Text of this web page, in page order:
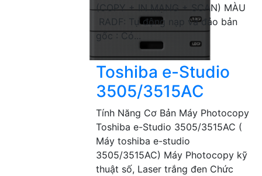
(COPY + IN MẠNG + SCAN) MÀU
RADF: Tự động nạp và đảo bản
gốc : Có...
Toshiba e-Studio
3505/3515AC
Tính Năng Cơ Bản Máy Photocopy
Toshiba e-Studio 3505/3515AC (
Máy toshiba e-studio
3505/3515AC) Máy Photocopy kỹ
thuật số, Laser trắng đen Chức